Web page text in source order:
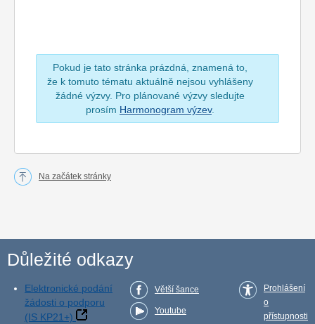
Pokud je tato stránka prázdná, znamená to,
že k tomuto tématu aktuálně nejsou vyhlášeny
žádné výzvy. Pro plánované výzvy sledujte
prosím Harmonogram výzev.
Na začátek stránky
Důležité odkazy
Elektronické podání
žádosti o podporu
(IS KP21+)
Větší šance
Youtube
Prohlášení
o
přístupnosti